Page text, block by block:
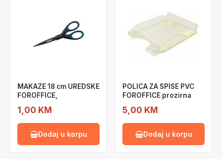
MAKAZE 18 cm UREDSKE
FOROFFICE,
1,00 KM
Dodaj u korpu
POLICA ZA SPISE PVC
FOROFFICE prozirna
5,00 KM
Dodaj u korpu